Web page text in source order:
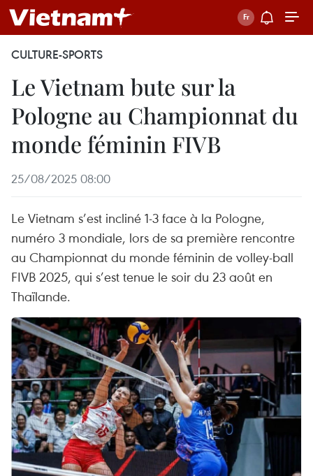
CULTURE-SPORTS
Le Vietnam bute sur la
Pologne au Championnat du
monde féminin FIVB
25/08/2025 08:00
Le Vietnam s’est incliné 1-3 face à la Pologne,
numéro 3 mondiale, lors de sa première rencontre
au Championnat du monde féminin de volley-ball
FIVB 2025, qui s’est tenue le soir du 23 août en
Thaïlande.